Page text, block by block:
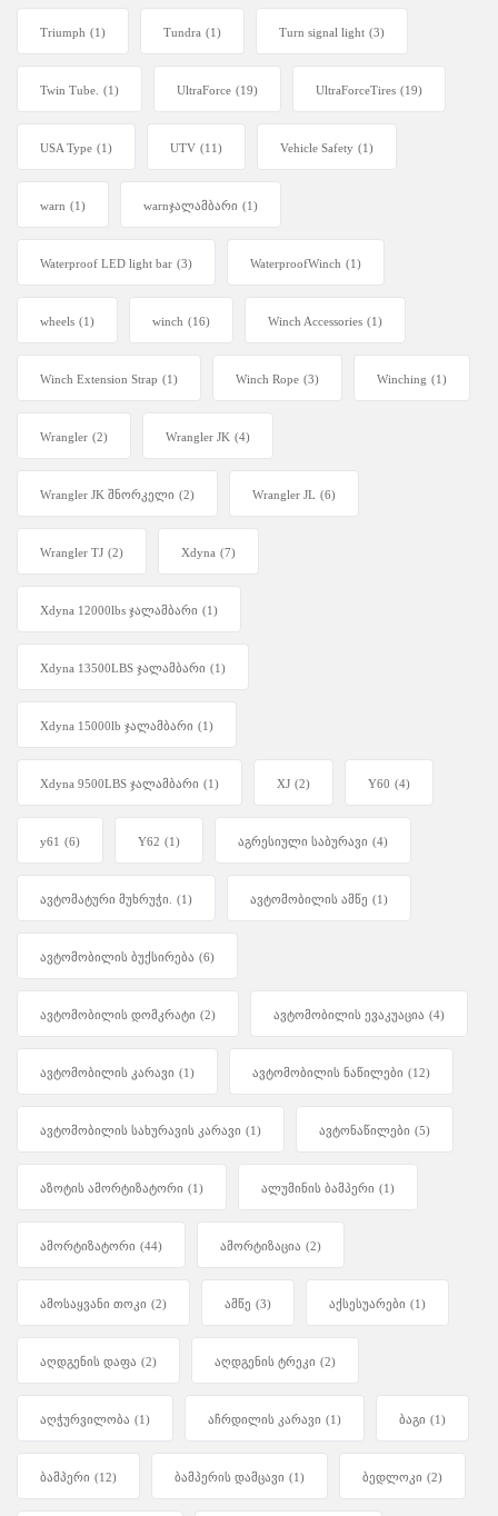
Triumph (1) Tundra (1) Turn signal light (3)
Twin Tube. (1) UltraForce (19) UltraForceTires (19)
USA Type (1) UTV (11) Vehicle Safety (1)
warn (1) warnჯალამბარი (1)
Waterproof LED light bar (3) WaterproofWinch (1)
wheels (1) winch (16) Winch Accessories (1)
Winch Extension Strap (1) Winch Rope (3) Winching (1)
Wrangler (2) Wrangler JK (4)
Wrangler JK შნორკელი (2) Wrangler JL (6)
Wrangler TJ (2) Xdyna (7)
Xdyna 12000lbs ჯალამბარი (1)
Xdyna 13500LBS ჯალამბარი (1)
Xdyna 15000lb ჯალამბარი (1)
Xdyna 9500LBS ჯალამბარი (1) XJ (2) Y60 (4)
y61 (6) Y62 (1) აგრესიული საბურავი (4)
ავტომატური მუხრუჭი. (1) ავტომობილის ამწე (1)
ავტომობილის ბუქსირება (6)
ავტომობილის დომკრატი (2) ავტომობილის ევაკუაცია (4)
ავტომობილის კარავი (1) ავტომობილის ნაწილები (12)
ავტომობილის სახურავის კარავი (1) ავტონაწილები (5)
აზოტის ამორტიზატორი (1) ალუმინის ბამპერი (1)
ამორტიზატორი (44) ამორტიზაცია (2)
ამოსაყვანი თოკი (2) ამწე (3) აქსესუარები (1)
აღდგენის დაფა (2) აღდგენის ტრეკი (2)
აღჭურვილობა (1) აჩრდილის კარავი (1) ბაგი (1)
ბამპერი (12) ბამპერის დამცავი (1) ბედლოკი (2)